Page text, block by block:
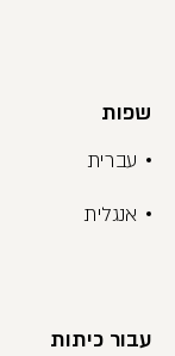
שפות
עברית
אנגלית
עבור כיתות